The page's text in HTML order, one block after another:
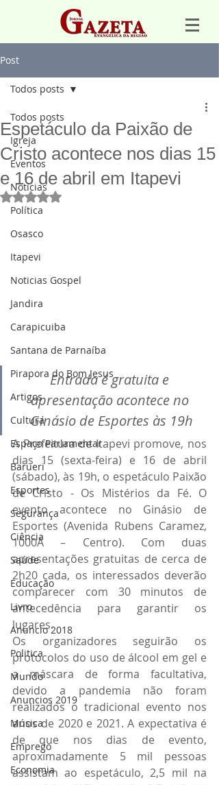
Post
Todos posts
Igreja
Eventos
Notícias
Política
Osasco
Itapevi
Noticias Gospel
Jandira
Carapicuiba
Santana de Parnaíba
Pirapora do Bom Jesus
Artigos
Cultura
Espaço Parlamentar
Barueri
Esportes
Segurança
Ciência
Saúde
Educação
Livro
Anuncio 2018
Politica
Mundo
Anuncios 2019
Música
Emprego
Economia
Todos posts
Espetáculo da Paixão de
Cristo acontece nos dias 15
e 16 de abril em Itapevi
Avaliado com NaN de 5 estrelas.
Entrada é gratuita e
apresentação acontece no
Ginásio de Esportes às 19h
A Prefeitura de Itapevi promove, nos
dias 15 (sexta-feira) e 16 de abril
(sábado), às 19h, o espetáculo Paixão
de Cristo - Os Mistérios da Fé. O
evento acontece no Ginásio de
Esportes (Avenida Rubens Caramez,
1000A – Centro). Com duas
apresentações gratuitas de cerca de
2h20 cada, os interessados deverão
comparecer com 30 minutos de
antecedência para garantir os
lugares.
Os organizadores seguirão os
protocolos do uso de álcool em gel e
a máscara de forma facultativa,
devido a pandemia não foram
realizados o tradicional evento nos
anos de 2020 e 2021. A expectativa é
de que nos dias de evento,
aproximadamente 5 mil pessoas
assistam ao espetáculo, 2,5 mil na